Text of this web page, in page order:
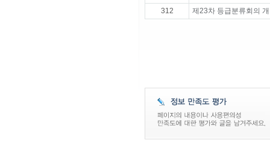
312
제23차 등급분류회의